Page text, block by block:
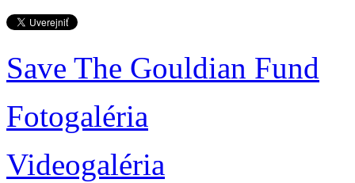
Save The Gouldian Fund
Fotogaléria
Videogaléria